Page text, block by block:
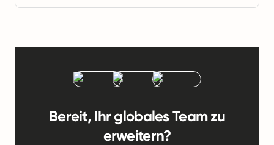
Bereit, Ihr globales Team zu
erweitern?